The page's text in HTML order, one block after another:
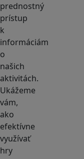
prednostný
prístup
k
informáciám
o
našich
aktivitách.
Ukážeme
vám,
ako
efektívne
využívať
hry